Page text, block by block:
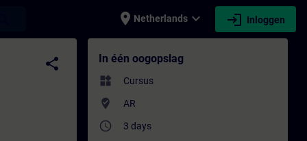
place Netherlands expand_more login Inloggen
- Bijscholing | SITRAIN
share
In één oogopslag
widgets Cursus
where_to_vote AR
access_time 3 days